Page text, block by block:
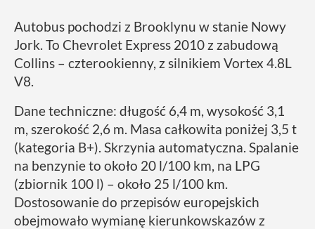
Autobus pochodzi z Brooklynu w stanie Nowy
Jork. To Chevrolet Express 2010 z zabudową
Collins – czterookienny, z silnikiem Vortex 4.8L
V8.
Dane techniczne: długość 6,4 m, wysokość 3,1
m, szerokość 2,6 m. Masa całkowita poniżej 3,5 t
(kategoria B+). Skrzynia automatyczna. Spalanie
na benzynie to około 20 l/100 km, na LPG
(zbiornik 100 l) – około 25 l/100 km.
Dostosowanie do przepisów europejskich
obejmowało wymianę kierunkowskazów z